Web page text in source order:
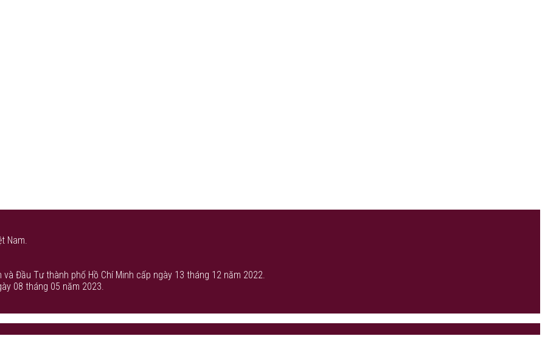
Nam.
Đầu Tư thành phố Hồ Chí Minh cấp ngày 13 tháng 12 năm 2022.
08 tháng 05 năm 2023.